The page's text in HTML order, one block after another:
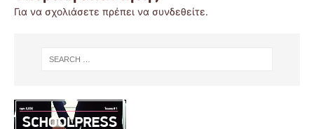
Για να σχολιάσετε πρέπει να συνδεθείτε.